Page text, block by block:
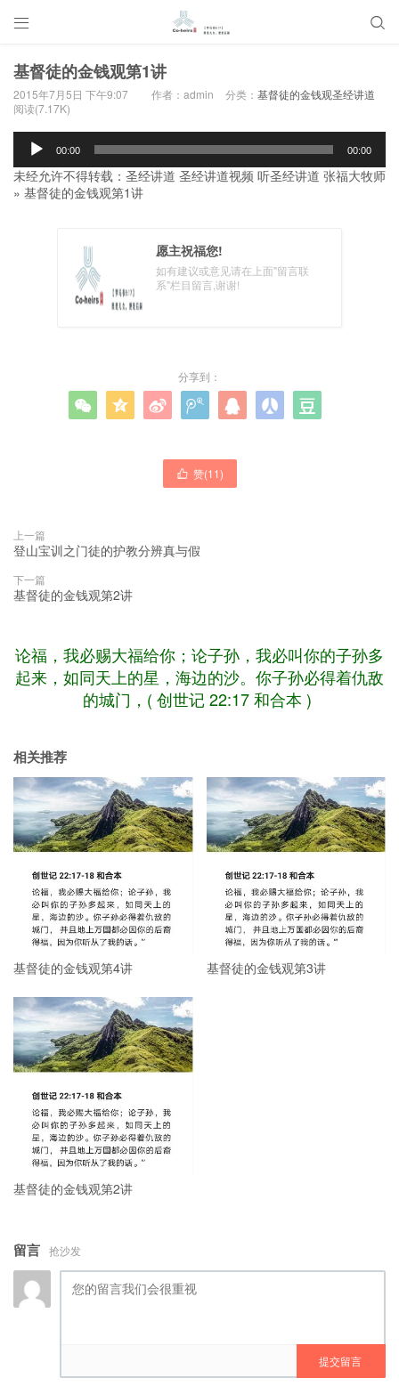
 
基督徒的金钱观第1讲
2015年7月5日 下午9:07 作者：admin 分类： 基督徒的金钱观圣经讲道
阅读(7.17K)
频
播
00:00 00:00
未经允许不得转载： 圣经讲道 圣经讲道视频 听圣经讲道 张福大牧师
» 基督徒的金钱观第1讲
愿主祝福您!
如有建议或意见请在上面"留言联
系"栏目留言,谢谢!
分享到：
      
 赞(11)
上一篇
登山宝训之门徒的护教分辨真与假
下一篇
基督徒的金钱观第2讲
论福，我必赐大福给你；论子孙，我必叫你的子孙多
起来，如同天上的星，海边的沙。你子孙必得着仇敌
的城门，( 创世记 22:17 和合本 )
相关推荐
基督徒的金钱观第4讲 基督徒的金钱观第3讲
基督徒的金钱观第2讲
留言 抢沙发
提交留言